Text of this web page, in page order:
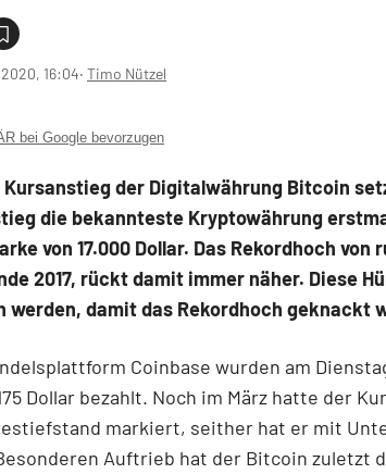
16:04‧ Timo Nützel
bei Google bevorzugen
Kursanstieg der Digitalwährung Bitcoin
die bekannteste Kryptowährung
von 17.000 Dollar. Das Rekordhoch von
2017, rückt damit immer näher. Diese
werden, damit das Rekordhoch geknackt
Coinbase wurden am
Dollar bezahlt. Noch im März hatte der
markiert, seither hat er mit
Auftrieb hat der Bitcoin zuletzt